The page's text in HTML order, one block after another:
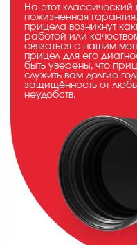
На этот классический
пожизненная
прицела возникнут
работой или
связаться с нашим
прицел для его
быть уверены, что
служить вам долгие
защищённость от
неудобств.